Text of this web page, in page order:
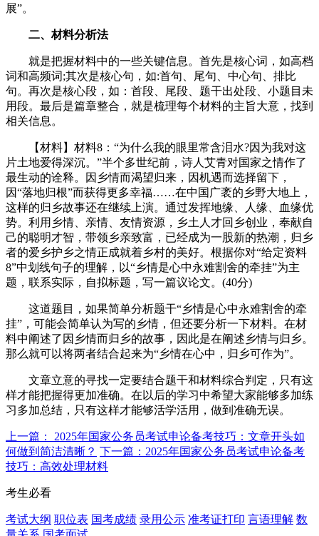
展”。
二、材料分析法
就是把握材料中的一些关键信息。首先是核心词，如高档
词和高频词;其次是核心句，如:首句、尾句、中心句、排比
句。再次是核心段，如：首段、尾段、题干出处段、小题目未
用段。最后是篇章整合，就是梳理每个材料的主旨大意，找到
相关信息。
【材料】材料8：“为什么我的眼里常含泪水?因为我对这
片土地爱得深沉。”半个多世纪前，诗人艾青对国家之情作了
最生动的诠释。因乡情而渴望归来，因机遇而选择留下，
因“落地归根”而获得更多幸福……在中国广袤的乡野大地上，
这样的归乡故事还在继续上演。通过发挥地缘、人缘、血缘优
势。利用乡情、亲情、友情资源，乡土人才回乡创业，奉献自
己的聪明才智，带领乡亲致富，已经成为一股新的热潮，归乡
者的爱乡护乡之情正成就着乡村的美好。根据你对“给定资料
8”中划线句子的理解，以“乡情是心中永难割舍的牵挂”为主
题，联系实际，自拟标题，写一篇议论文。(40分)
这道题目，如果简单分析题干“乡情是心中永难割舍的牵
挂”，可能会简单认为写的乡情，但还要分析一下材料。在材
料中阐述了因乡情而归乡的故事，因此是在阐述乡情与归乡。
那么就可以将两者结合起来为“乡情在心中，归乡可作为”。
文章立意的寻找一定要结合题干和材料综合判定，只有这
样才能把握得更加准确。在以后的学习中希望大家能够多加练
习多加总结，只有这样才能够活学活用，做到准确无误。
上一篇： 2025年国家公务员考试申论备考技巧：文章开头如
何做到简洁清晰？ 下一篇：2025年国家公务员考试申论备考
技巧：高效处理材料
考生必看
考试大纲 职位表 国考成绩 录用公示 准考证打印 言语理解 数